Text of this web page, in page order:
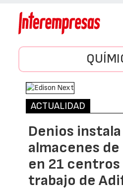
ACTUALIDAD
Denios instala
almacenes
en 21 centros
trabajo de